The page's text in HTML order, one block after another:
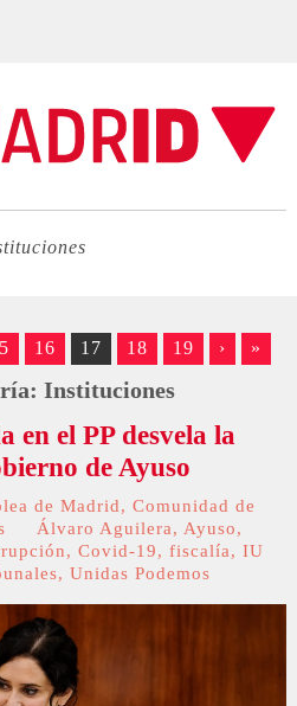
16 17 18 19 › »
Instituciones
el PP desvela la
de Ayuso
de Madrid, Comunidad de
Álvaro Aguilera, Ayuso,
, Covid-19, fiscalía, IU
, Unidas Podemos